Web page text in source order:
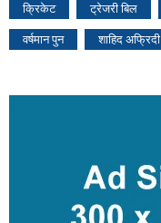
क्रिकेट ट्रेजरी बिल
वर्षमान पुन शाहिद अफ्रिदी